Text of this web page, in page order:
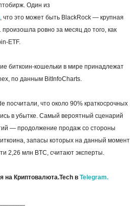
Один из
, что это может быть BlackRock — крупная
произошла ровно за месяц до того, как
ETF.
биткоин-кошельки в мире принадлежат
по данным BitInfoCharts.
посчитали, что около 90% краткосрочных
в убытке. Самый вероятный сценарий
— продолжение продаж со стороны
запасы которых на данный момент
2,26 млн BTC, считают эксперты.
на Криптовалюта.Tech в Telegram.